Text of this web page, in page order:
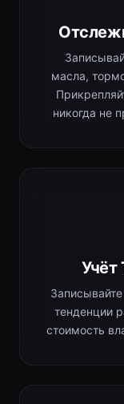
масла,
никогда не
Учёт
тенденции
стоимость